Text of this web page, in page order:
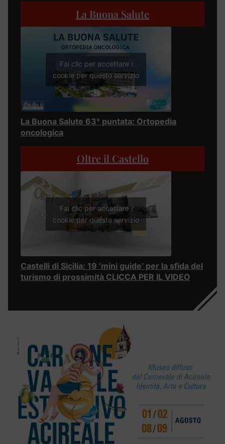
La Buona Salute
Fai clic per accettare i
cookie per questo servizio
La Buona Salute 63° puntata: Ortopedia
oncologica
Oltre il Castello
Fai clic per accettare i
cookie per questo servizio
Castelli di Sicilia: 19 ‘mini guide’ per la sfida del
turismo di prossimità CLICCA PER IL VIDEO